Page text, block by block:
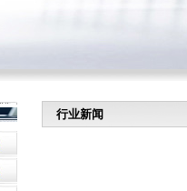
行业新闻